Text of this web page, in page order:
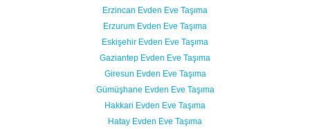
Erzincan Evden Eve Taşıma
Erzurum Evden Eve Taşıma
Eskişehir Evden Eve Taşıma
Gaziantep Evden Eve Taşıma
Giresun Evden Eve Taşıma
Gümüşhane Evden Eve Taşıma
Hakkari Evden Eve Taşıma
Hatay Evden Eve Taşıma